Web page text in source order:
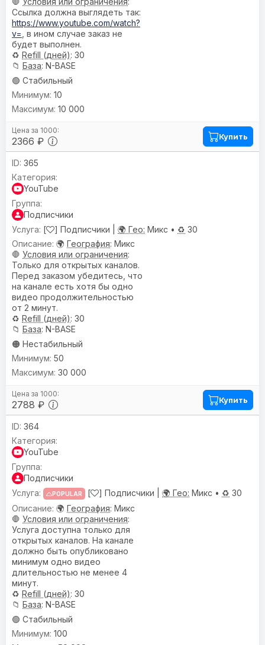
Ссылка должна выглядеть так:
https://www.youtube.com/watch?
v= , в ином случае заказ не
будет выполнен.
♻️ Refill (дней): 30
📁 База: N-BASE
🟢 Стабильный
2366 ₽
10
10 000
Купить
365
YouTube
Подписчики
[
] Подписчики | 🌍 Гео: Микс • ♻️ 30
🌍 География: Микс
🛑 Условия или ограничения:
Только для открытых каналов.
Перед заказом убедитесь, что
на канале есть хотя бы одно
видео продолжительностью
от 2 минут.
♻️ Refill (дней): 30
📁 База: N-BASE
🟠 Нестабильный
2788 ₽
50
30 000
Купить
364
YouTube
Подписчики
POPULAR [ ] Подписчики | 🌍 Гео: Микс • ♻️ 30
🌍 География: Микс
🛑 Условия или ограничения:
Услуга доступна только для
открытых каналов. На канале
должно быть опубликовано
минимум одно видео
длительностью не менее 4
минут.
♻️ Refill (дней): 30
📁 База: N-BASE
🟢 Стабильный
100